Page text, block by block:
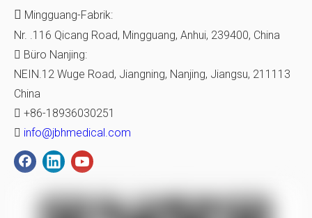
Behinderungen aufrechterhalten. In anderen
Fällen werden sie für komödiantische Effekte
verwendet und die Herausforderungen und
Erfahrungen von Menschen mit Behinderungen
trivialisieren.
Medienrepräsentationen von elektrischen
 Mingguang-Fabrik:
Nr. .116 Qicang Road, Mingguang, Anhui, 239400, China
 Büro Nanjing:
NEIN.12 Wuge Road, Jiangning, Nanjing, Jiangsu, 211113
China
 +86-18936030251
 info@jbhmedical.com